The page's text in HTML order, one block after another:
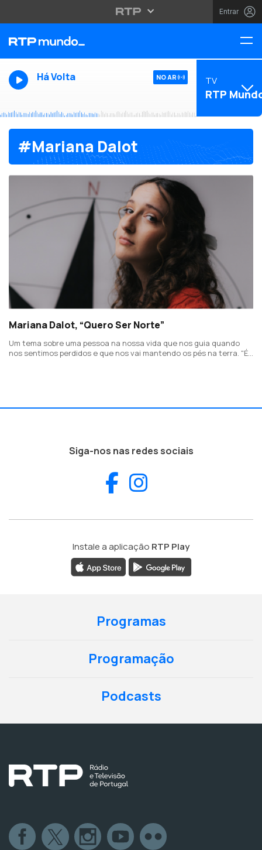
Entrar
Há Volta NO AR TV
RTP
#Mariana Dalot
Mariana Dalot, “Quero Ser Norte”
Um tema sobre uma pessoa na nossa vida que nos guia quando
nos sentimos perdidos e que nos vai mantendo os pés na terra. "É
Siga-nos nas redes sociais
Facebook
Instale a aplicação RTP Play
Programas
Programação
Podcasts